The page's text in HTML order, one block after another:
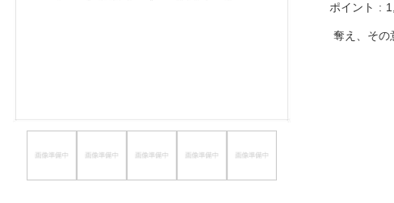
ポイント
奪え、そ